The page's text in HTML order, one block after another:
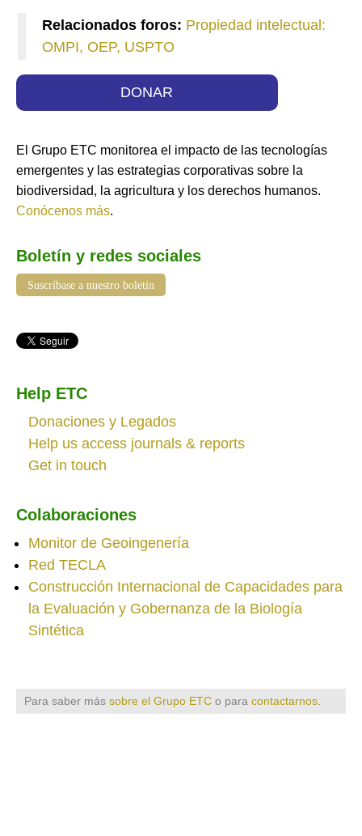
Relacionados foros: Propiedad intelectual:
OMPI, OEP, USPTO
DONAR
El Grupo ETC monitorea el impacto de las tecnologías
emergentes y las estrategias corporativas sobre la
biodiversidad, la agricultura y los derechos humanos.
Conócenos más.
Boletín y redes sociales
Suscríbase a nuestro boletín
Help ETC
Donaciones y Legados
Help us access journals & reports
Get in touch
Colaboraciones
Monitor de Geoingenería
Red TECLA
Construcción Internacional de Capacidades para
la Evaluación y Gobernanza de la Biología
Sintética
Para saber más sobre el Grupo ETC o para contactarnos